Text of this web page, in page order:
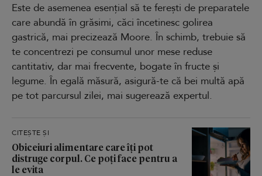
Este de asemenea esențial să te ferești de preparatele
care abundă în grăsimi, căci încetinesc golirea
gastrică, mai precizează Moore. În schimb, trebuie să
te concentrezi pe consumul unor mese reduse
cantitativ, dar mai frecvente, bogate în fructe și
legume. În egală măsură, asigură-te că bei multă apă
pe tot parcursul zilei, mai sugerează expertul.
CITEȘTE ȘI
Obiceiuri alimentare care îți pot
distruge corpul. Ce poți face pentru a
le evita